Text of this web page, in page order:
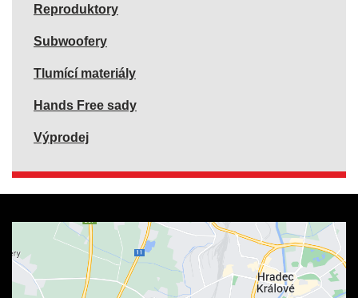
Reproduktory
Subwoofery
Tlumící materiály
Hands Free sady
Výprodej